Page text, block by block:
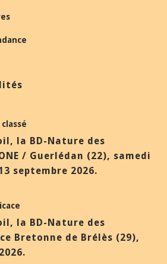
la BD-Nature des
/ Guerlédan (22), samedi
septembre 2026.
la BD-Nature des
Bretonne de Brélès (29),